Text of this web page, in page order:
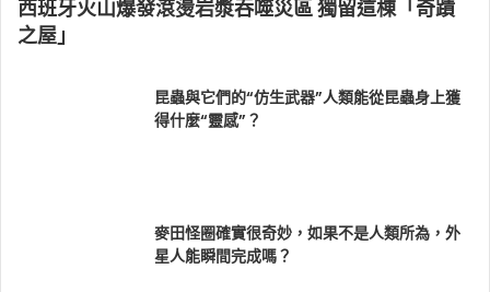
西班牙火山爆發滾燙岩漿吞噬災區 獨留這棟「奇蹟
之屋」
昆蟲與它們的“仿生武器”人類能從昆蟲身上獲
得什麼“靈感”？
麥田怪圈確實很奇妙，如果不是人類所為，外
星人能瞬間完成嗎？